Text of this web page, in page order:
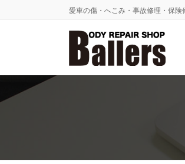
へ
キ
ョ
に
愛車の傷・へこみ・事故修理・保